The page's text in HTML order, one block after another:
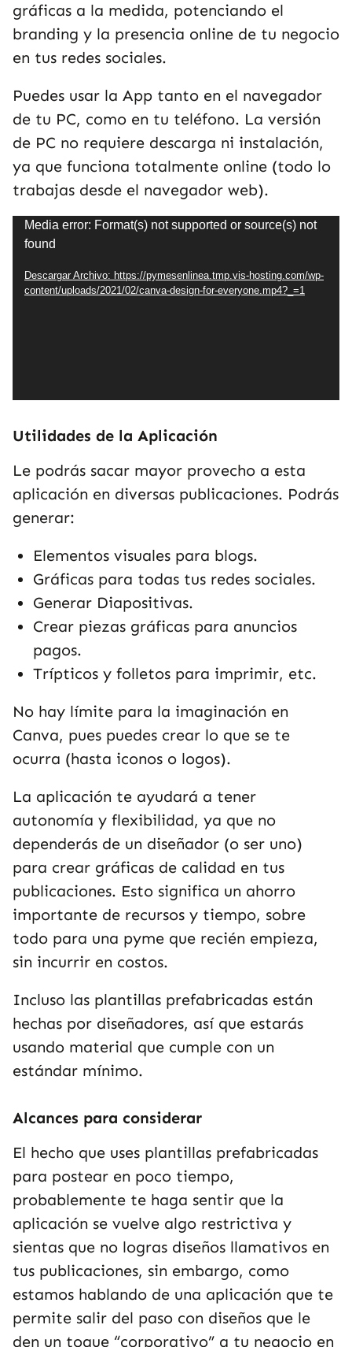
gráficas a la medida, potenciando el
branding y la presencia online de tu negocio
en tus redes sociales.
Puedes usar la App tanto en el navegador
de tu PC, como en tu teléfono. La versión
de PC no requiere descarga ni instalación,
ya que funciona totalmente online (todo lo
trabajas desde el navegador web).
Reproductor
de
Video
Media error: Format(s) not supported or source(s) not
found
Descargar Archivo: https://pymesenlinea.tmp.vis-hosting.com/wp-
content/uploads/2021/02/canva-design-for-everyone.mp4?_=1
Utilidades de la Aplicación
Le podrás sacar mayor provecho a esta
aplicación en diversas publicaciones. Podrás
generar:
Elementos visuales para blogs.
Gráficas para todas tus redes sociales.
Generar Diapositivas.
Crear piezas gráficas para anuncios
pagos.
Trípticos y folletos para imprimir, etc.
No hay límite para la imaginación en
Canva, pues puedes crear lo que se te
ocurra (hasta iconos o logos).
La aplicación te ayudará a tener
autonomía y flexibilidad, ya que no
dependerás de un diseñador (o ser uno)
para crear gráficas de calidad en tus
publicaciones. Esto significa un ahorro
importante de recursos y tiempo, sobre
todo para una pyme que recién empieza,
sin incurrir en costos.
Incluso las plantillas prefabricadas están
hechas por diseñadores, así que estarás
usando material que cumple con un
estándar mínimo.
Alcances para considerar
El hecho que uses plantillas prefabricadas
para postear en poco tiempo,
probablemente te haga sentir que la
aplicación se vuelve algo restrictiva y
sientas que no logras diseños llamativos en
tus publicaciones, sin embargo, como
estamos hablando de una aplicación que te
permite salir del paso con diseños que le
den un toque “corporativo” a tu negocio en